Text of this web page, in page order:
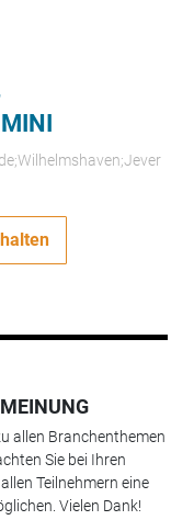
allen Branchenthemen
Sie bei Ihren
Teilnehmern eine
Vielen Dank!